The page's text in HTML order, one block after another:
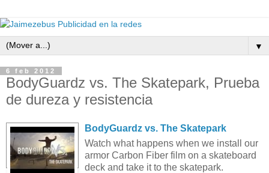
▼
6 feb 2012
BodyGuardz vs. The Skatepark, Prueba
de dureza y resistencia
BodyGuardz vs. The Skatepark
Watch what happens when we install our
armor Carbon Fiber film on a skateboard
deck and take it to the skatepark.